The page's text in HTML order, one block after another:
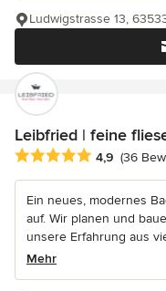
Ludwigstrasse 13,
Leibfried | feine
Durchschnittliche
4,9 (36
Ein neues, modernes
auf. Wir planen und
unsere Erfahrung aus
Mehr